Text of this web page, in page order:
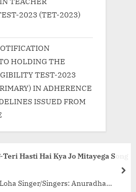
2023 (TET-2023)
HOLDING THE
TEST-2023
IN ADHERENCE
ISSUED FROM
Song
नाम है मेरा Naam
Song Title : Naam